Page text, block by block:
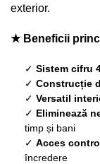
exterior.
★ Beneficii
✓ Sistem cifru
✓ Construcție
✓ Versatil
✓ Eliminează
timp și bani
✓ Acces
încredere